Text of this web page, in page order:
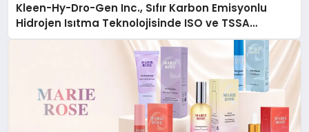
Kleen-Hy-Dro-Gen Inc., Sıfır Karbon Emisyonlu
Hidrojen Isıtma Teknolojisinde ISO ve TSSA
Düzenleyici Onaylarını Aldı